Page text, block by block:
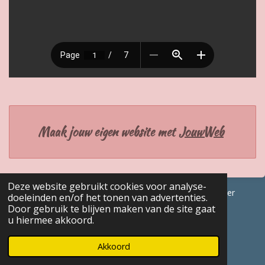
Deze website gebruikt cookies voor analyse-
doeleinden en/of het tonen van advertenties.
Door gebruik te blijven maken van de site gaat
u hiermee akkoord.
Akkoord
Maak jouw eigen website met JouwWeb
© 2017 - 2026 GENEALOGISCHE Bijdragen Marc Van Acker
Powered byJouwWeb